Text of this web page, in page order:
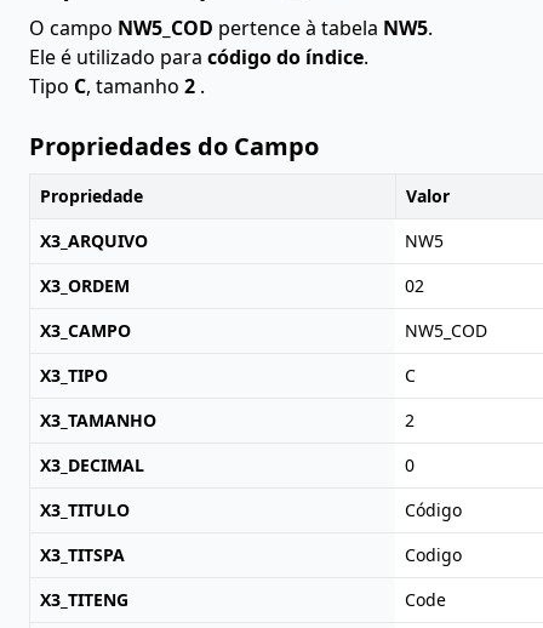
O campo NW5_COD pertence à tabela NW5.
Ele é utilizado para código do índice.
Tipo C, tamanho 2 .
Propriedades do Campo
Propriedade
Valor
X3_ARQUIVO
NW5
X3_ORDEM
02
X3_CAMPO
NW5_COD
X3_TIPO
C
X3_TAMANHO
2
X3_DECIMAL
0
X3_TITULO
Código
X3_TITSPA
Codigo
X3_TITENG
Code